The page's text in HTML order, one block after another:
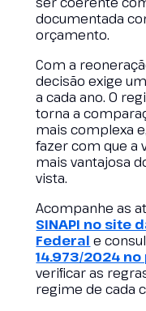
documentada
orçamento.
Com a
decisão exige
a cada ano. O
torna a
mais complexa
fazer com que a
mais vantajosa
vista.
Acompanhe as
SINAPI no site
Federal e
14.973/2024
verificar as
regime de cada